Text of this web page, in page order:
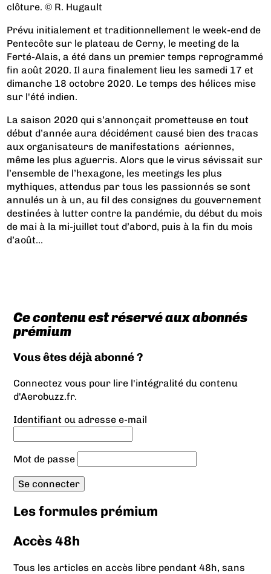
clôture. © R. Hugault
Prévu initialement et traditionnellement le week-end de
Pentecôte sur le plateau de Cerny, le meeting de la
Ferté-Alais, a été dans un premier temps reprogrammé
fin août 2020. Il aura finalement lieu les samedi 17 et
dimanche 18 octobre 2020. Le temps des hélices mise
sur l'été indien.
La saison 2020 qui s’annonçait prometteuse en tout
début d’année aura décidément causé bien des tracas
aux organisateurs de manifestations aériennes,
même les plus aguerris. Alors que le virus sévissait sur
l’ensemble de l’hexagone, les meetings les plus
mythiques, attendus par tous les passionnés se sont
annulés un à un, au fil des consignes du gouvernement
destinées à lutter contre la pandémie, du début du mois
de mai à la mi-juillet tout d’abord, puis à la fin du mois
d’août...
Ce contenu est réservé aux abonnés
prémium
Vous êtes déjà abonné ?
Connectez vous pour lire l'intégralité du contenu
d'Aerobuzz.fr.
Identifiant ou adresse e-mail
Mot de passe
Les formules prémium
Accès 48h
Tous les articles en accès libre pendant 48h, sans